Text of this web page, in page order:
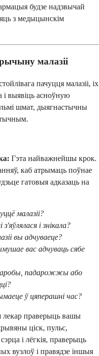
будзе надзвычай
з медыцынскім
малазіі
пачуцця малазіі, іх
і выявіць асноўную
шмат, дыягнастычны
Гэта найважнейшы крок.
каб атрымаць поўнае
гатовыя адказаць на
малазіі?
і знікала?
вы адчуваеце?
вас адчуваць сябе
падарожжы або
ў цяперашні час?
праверыць вашы
ціск, пульс,
і лёгкія, праверыць
вузлоў і правядзе іншыя